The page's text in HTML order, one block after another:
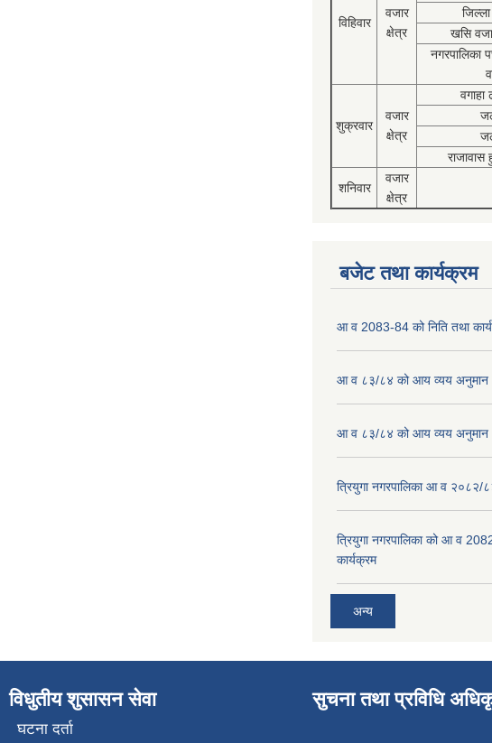
विहिवार
वजार
क्षेत्र
खसि
नगरपालिका
शुक्रवार
वजार
क्षेत्र
वगाहा
राजावास
शनिवार
वजार
क्षेत्र
बजेट तथा कार्यक्रम
आ व 2083-84 को निति तथा
आ व ८३/८४ को आय व्यय अनुमान
आ व ८३/८४ को आय व्यय अनुमान
त्रियुगा नगरपालिका आ व २०८२/
त्रियुगा नगरपालिका को आ व
कार्यक्रम
अन्य
विधुतीय शुसासन सेवा
घटना दर्ता
सुचना तथा प्रविधि